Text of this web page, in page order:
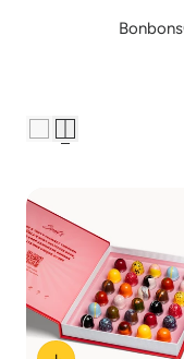
z
i
n
g
Bonbons